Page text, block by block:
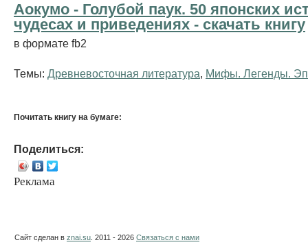
Аокумо - Голубой паук. 50 японских
чудесах и приведениях - cкачать книгу
в формате fb2
Темы: Древневосточная литература Мифы. Легенды.
Почитать книгу на бумаге:
Поделиться:
Реклама
Сайт сделан в znai.su . 2011 - 2026 Связаться с нами